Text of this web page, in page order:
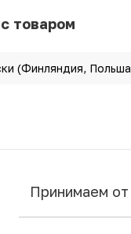
товаром
(Финляндия,
Принимаем